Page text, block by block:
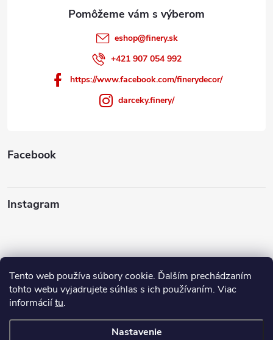
Tento web používa súbory cookie. Ďalším prechádzaním
tohto webu vyjadrujete súhlas s ich používaním. Viac
informáciítu.
Nastavenie
eshop@finery.sk
+421 907 054 992
https://www.facebook.com/finerydecor/
darceky.finery/
Facebook
Instagram
Sledovať na Instagrame
Ako nakupovať